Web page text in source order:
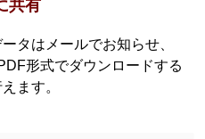
共有
タはメールでお知らせ、
形式でダウンロードする
ます。